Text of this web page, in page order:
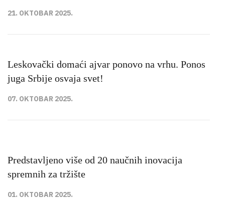
21. OKTOBAR 2025.
Leskovački domaći ajvar ponovo na vrhu. Ponos
juga Srbije osvaja svet!
07. OKTOBAR 2025.
Predstavljeno više od 20 naučnih inovacija
spremnih za tržište
01. OKTOBAR 2025.